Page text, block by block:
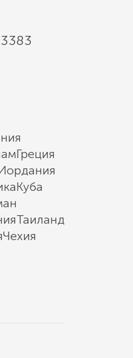
Греция
Куба
Таиланд
Чехия